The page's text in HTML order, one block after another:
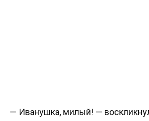
— Иванушка, милый! —